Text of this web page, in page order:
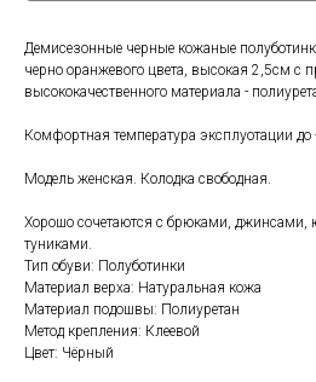
Демисезонные черные кожаные
черно оранжевого цвета, высокая 2,5см с
высококачественного материала -
Комфортная температура эксплуотации до
Модель женская. Колодка свободная.
Хорошо сочетаются с брюками, джинсами,
туниками.
Тип обуви: Полуботинки
Материал верха: Натуральная кожа
Материал подошвы: Полиуретан
Метод крепления: Клеевой
Цвет: Чёрный